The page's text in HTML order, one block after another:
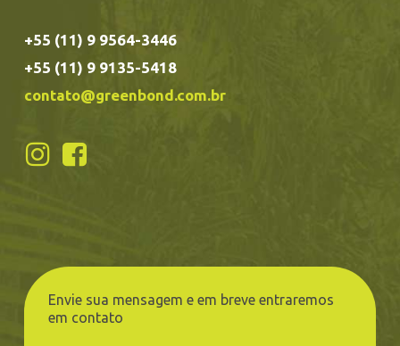
+55 (11) 9 9564-3446
+55 (11) 9 9135-5418
contato@greenbond.com.br
Envie sua mensagem e em breve entraremos
em contato